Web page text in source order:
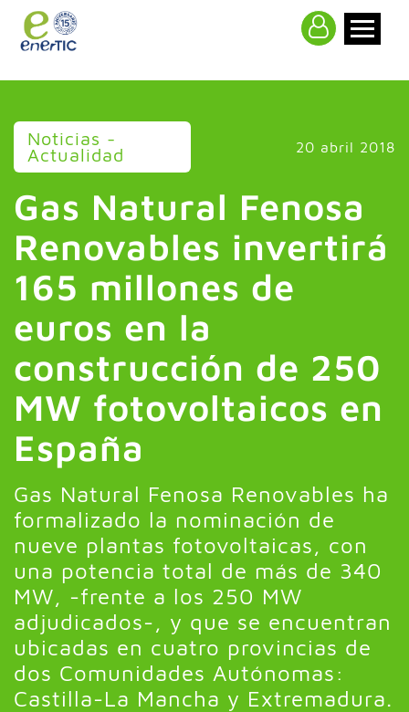
Noticias -
Actualidad 20 abril 2018
Gas Natural Fenosa
Renovables invertirá
165 millones de
euros en la
construcción de 250
MW fotovoltaicos en
España
Gas Natural Fenosa Renovables ha
formalizado la nominación de
nueve plantas fotovoltaicas, con
una potencia total de más de 340
MW, -frente a los 250 MW
adjudicados-, y que se encuentran
ubicadas en cuatro provincias de
dos Comunidades Autónomas:
Castilla-La Mancha y Extremadura.